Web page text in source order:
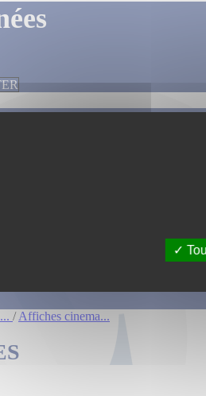
les informations saisies dans ce
/ Affiches cinema...